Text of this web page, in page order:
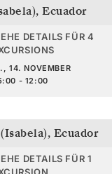
, Ecuador
DETAILS FÜR 4
14. NOVEMBER
- 12:00
, Ecuador
DETAILS FÜR 1